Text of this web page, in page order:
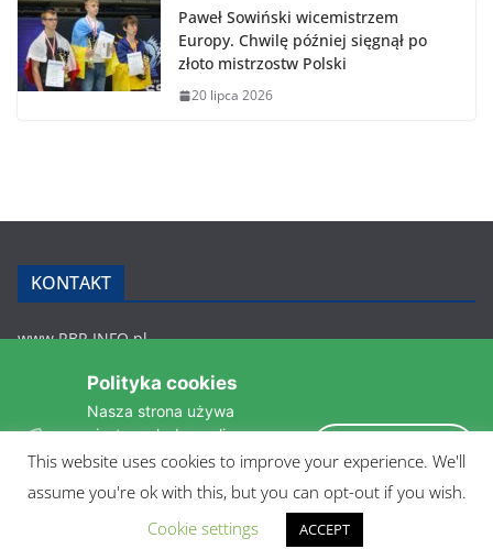
Paweł Sowiński wicemistrzem
Europy. Chwilę później sięgnął po
złoto mistrzostw Polski
20 lipca 2026
KONTAKT
www.RBR.INFO.pl
36-200 Brzozów
rbr.info.pl@gmail.com
POLITYKA PRYWATNOŚCI
This website uses cookies to improve your experience. We'll
assume you're ok with this, but you can opt-out if you wish.
Cookie settings
ACCEPT
Polityka cookies
Nasza strona używa
ciasteczek do analizy
statystyk i zapewnienia
pomiędzi wizytami.
Czytaj więcej »
Akceptuję